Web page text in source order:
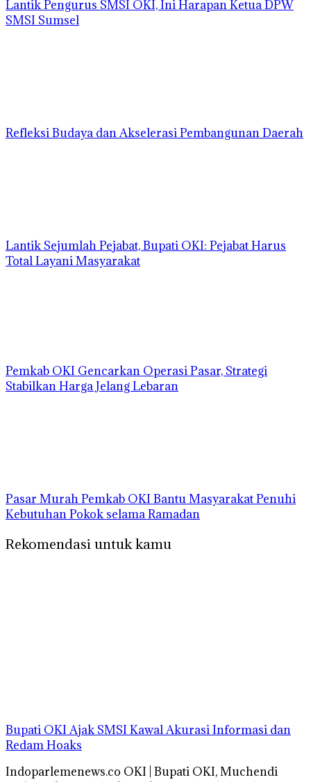
Lantik Pengurus SMSI OKI, Ini Harapan Ketua DPW
SMSI Sumsel
Refleksi Budaya dan Akselerasi Pembangunan Daerah
Lantik Sejumlah Pejabat, Bupati OKI: Pejabat Harus
Total Layani Masyarakat
Pemkab OKI Gencarkan Operasi Pasar, Strategi
Stabilkan Harga Jelang Lebaran
Pasar Murah Pemkab OKI Bantu Masyarakat Penuhi
Kebutuhan Pokok selama Ramadan
Rekomendasi untuk kamu
Bupati OKI Ajak SMSI Kawal Akurasi Informasi dan
Redam Hoaks
Indoparlemenews.co OKI | Bupati OKI, Muchendi